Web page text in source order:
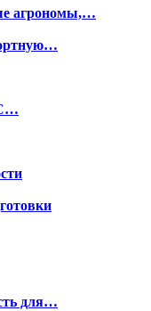
агрономы,…
для…